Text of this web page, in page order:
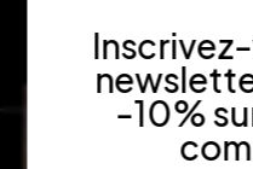
-10%